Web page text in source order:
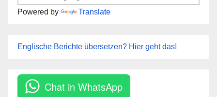
Powered by Translate
Englische Berichte übersetzen? Hier geht das!
Chat in WhatsApp